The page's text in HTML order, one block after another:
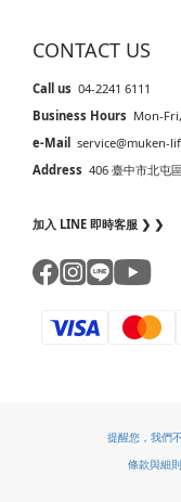
CONTACT US
Call us 04-2241 6111
Business Hours Mon-
e-Mail service@muken-
Address 406 臺中市北屯
加入 LINE 即時客服 ❯ ❯
提醒您，我們
條款與細則